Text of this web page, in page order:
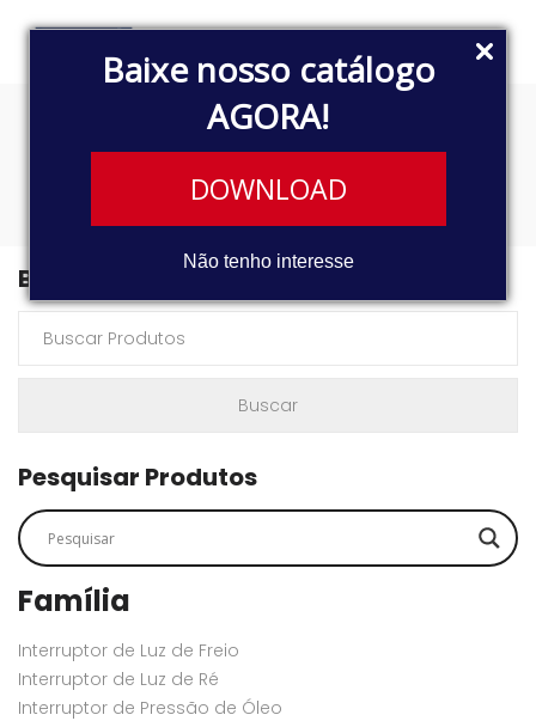
Baixe nosso catálogo
AGORA!
DOWNLOAD
Não tenho interesse
Próspero 2026
Buscar Produtos
Pesquisar Produtos
Família
Interruptor de Luz de Freio
Interruptor de Luz de Ré
Interruptor de Pressão de Óleo